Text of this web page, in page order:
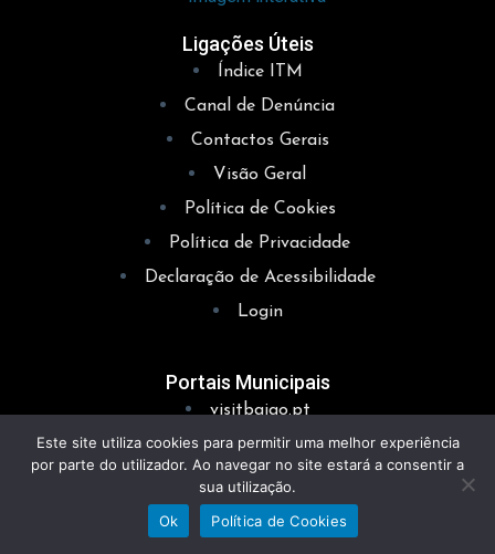
Ligações Úteis
Índice ITM
Canal de Denúncia
Contactos Gerais
Visão Geral
Política de Cookies
Política de Privacidade
Declaração de Acessibilidade
Login
Portais Municipais
visitbaiao.pt
baiaosustentavel.pt
cm-baiao.wiretrust.pt
app.cm-baiao.pt
Este site utiliza cookies para permitir uma melhor experiência
por parte do utilizador. Ao navegar no site estará a consentir a
sua utilização.
Ok
Política de Cookies